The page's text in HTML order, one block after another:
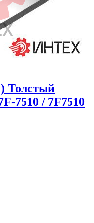
Толстый
7510 / 7F7510